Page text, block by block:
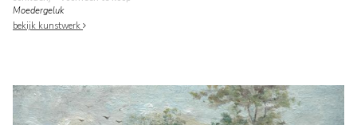
Moedergeluk
bekijk kunstwerk